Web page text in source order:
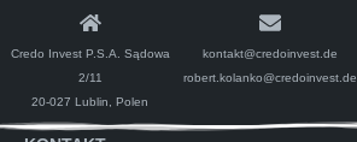
Credo Invest P.S.A. Sądowa
2/11
20-027 Lublin, Polen
kontakt@credoinvest.de
robert.kolanko@credoinvest.de